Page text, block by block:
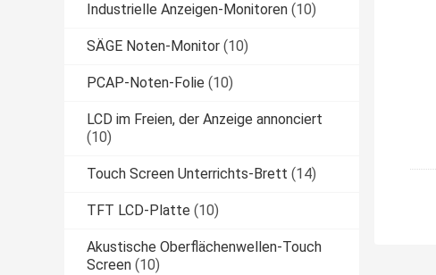
Industrielle Anzeigen-Monitoren (10)
SÄGE Noten-Monitor (10)
PCAP-Noten-Folie (10)
LCD im Freien, der Anzeige annonciert
(10)
Touch Screen Unterrichts-Brett (14)
TFT LCD-Platte (10)
Akustische Oberflächenwellen-Touch
Screen (10)